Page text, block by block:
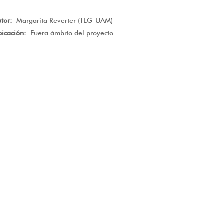
Margarita Reverter (TEG-UAM)
Fuera ámbito del proyecto